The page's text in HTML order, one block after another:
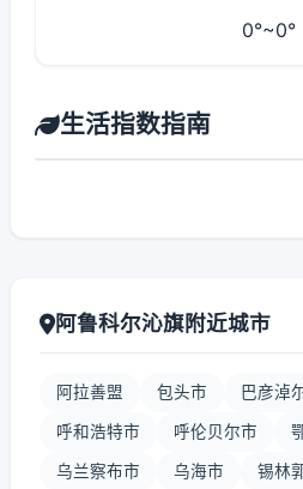
0°~0°
生活指数指南
阿鲁科尔沁旗附近城市
阿拉善盟 包头市 巴彦淖
呼和浩特市 呼伦贝尔市
乌兰察布市 乌海市 锡林